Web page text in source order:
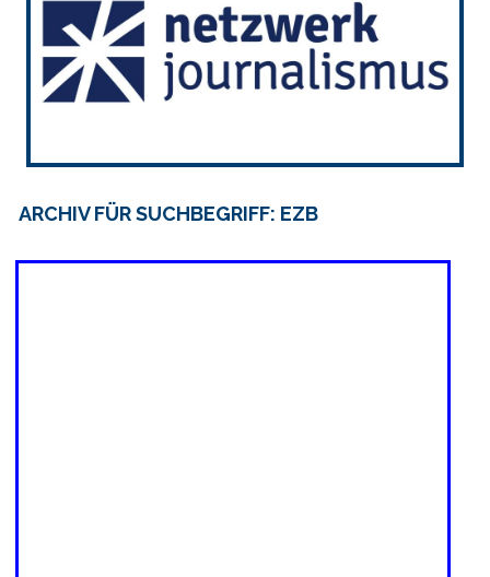
ARCHIV FÜR SUCHBEGRIFF: EZB